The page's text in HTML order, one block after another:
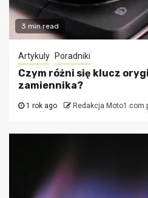
3 min read
Artykuly Poradniki
Czym różni się klucz
zamiennika?
1 rok ago Redakcja